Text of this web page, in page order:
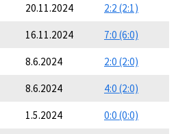
20.11.2024 2:2 (2:1)
16.11.2024 7:0 (6:0)
8.6.2024 2:0 (2:0)
8.6.2024 4:0 (2:0)
1.5.2024 0:0 (0:0)